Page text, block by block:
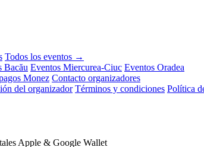
Todos los eventos →
Bacău Eventos Miercurea-Ciuc Eventos Oradea
Monez Contacto organizadores
del organizador Términos y condiciones Política
Apple & Google Wallet